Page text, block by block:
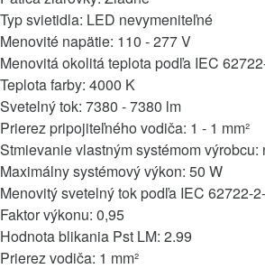
Typ svietidla: LED nevymeniteľné
Menovité napätie: 110 - 277 V
Menovitá okolitá teplota podľa IEC
Teplota farby: 4000 K
Svetelný tok: 7380 - 7380 lm
Prierez pripojiteľného vodiča: 1 - 1 mm²
Stmievanie vlastným systémom výrobcu:
Maximálny systémový výkon: 50 W
Menovitý svetelný tok podľa IEC 62722-
Faktor výkonu: 0,95
Hodnota blikania Pst LM: 2.99
Prierez vodiča: 1 mm²